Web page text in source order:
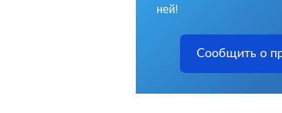
ней!
Сообщить о